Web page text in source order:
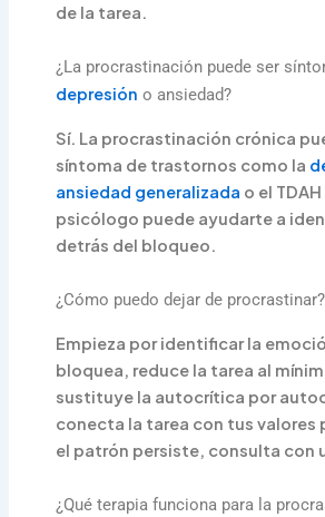
de la tarea.
¿La procrastinación puede ser
depresión o ansiedad?
Sí. La procrastinación crónica
síntoma de trastornos como la
ansiedad generalizada o el
psicólogo puede ayudarte a
detrás del bloqueo.
¿Cómo puedo dejar de procrastinar?
Empieza por identificar la
bloquea, reduce la tarea al
sustituye la autocrítica por
conecta la tarea con tus valores
el patrón persiste, consulta con
¿Qué terapia funciona para la